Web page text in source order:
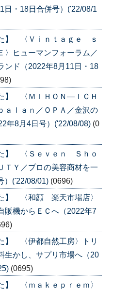
日・18日合併号）('22/08/1
】 〈Ｖｉｎｔａｇｅ ｓ
ヒューマンフォーラム／
ンド（2022年8月11日・18
】 〈ＭＩＨＯＮ―ＩＣＨ
ａｌａｎ／ＯＰＡ／金沢の
年8月4日号）('22/08/08) (0
】 〈Ｓｅｖｅｎ Ｓｈｏ
Ｙ／プロの美容商材を一
）('22/08/01) (0696)
】 〈和顔 楽天市場店〉
販機からＥＣへ（2022年7
】 〈伊都自然工房〉トリ
生かし、サプリ市場へ（20
(0695)
】 〈ｍａｋｅｐｒｅｍ〉